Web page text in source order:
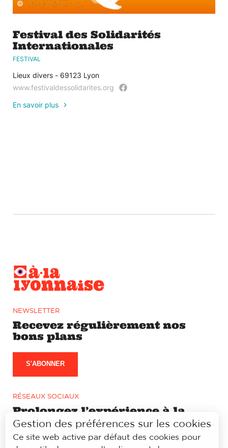
©
Festival des Solidarités
Internationales
FESTIVAL
Lieux divers - 69123 Lyon
www.festivaldessolidarites.org
En savoir plus
NEWSLETTER
Recevez régulièrement nos
bons plans
S'ABONNER
RÉSEAUX SOCIAUX
Prolongez l’expérience à la
lyonnaise sur notre page
Facebook et Instagram
Gestion des préférences sur les cookies
Ce site web active par défaut des cookies pour